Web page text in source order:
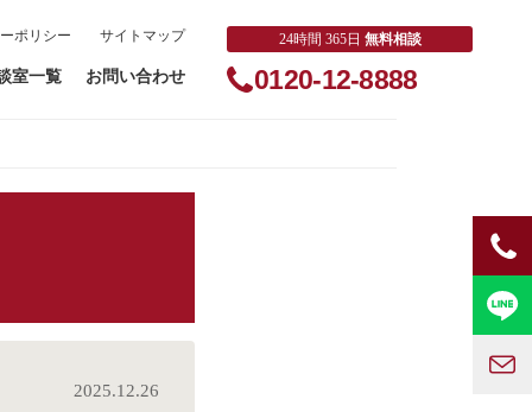
室一覧 お問い合わせ
ポリシー サイトマップ 24時間 365日 無料相談
0120-12-8888
2025.12.26